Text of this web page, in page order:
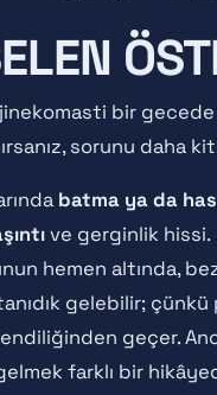
bir
sorunu daha
batma ya da
ve gerginlik hissi.
hemen altında,
gelebilir;
geçer.
farklı bir